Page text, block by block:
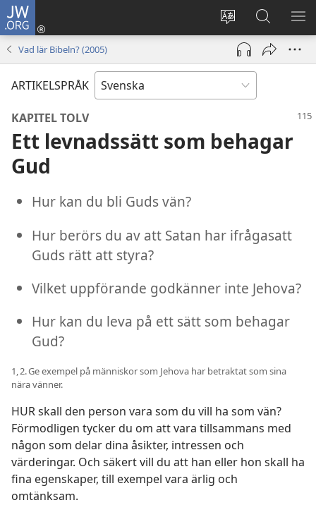
JW.ORG
Ändra
webbplatsens
språk
Logga
(öppnar
fönster)
Sök
på
jw.org
Vad lär Bibeln? (2005)
ARTIKELSPRÅK
KAPITEL TOLV
Ett levnadssätt som behagar
Gud
Hur kan du bli Guds vän?
Hur berörs du av att Satan har ifrågasatt
Guds rätt att styra?
Vilket uppförande godkänner inte Jehova?
Hur kan du leva på ett sätt som behagar
Gud?
1, 2. Ge exempel på människor som Jehova har betraktat som sina
nära vänner.
HUR skall den person vara som du vill ha som vän?
Förmodligen tycker du om att vara tillsammans med
någon som delar dina åsikter, intressen och
värderingar. Och säkert vill du att han eller hon skall ha
fina egenskaper, till exempel vara ärlig och
omtänksam.